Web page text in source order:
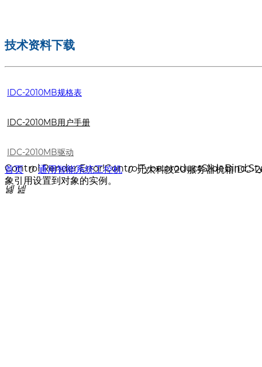
技术资料下载
IDC-2010MB规格表
IDC-2010MB用户手册
IDC-2010MB驱动
Control Render
象引用设置到对象的实例。
首页 ꄲ 通用智能系统工控机 ꄲ 元大科技2U服务器机箱IDC-
넳 넲